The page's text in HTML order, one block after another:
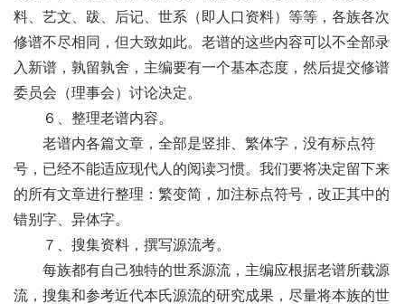
料、艺文、跋、后记、世系（即人口资料）等等，各族各次
修谱不尽相同，但大致如此。老谱的这些内容可以不全部录
入新谱，孰留孰舍，主编要有一个基本态度，然后提交修谱
委员会（理事会）讨论决定。
６、整理老谱内容。
老谱内各篇文章，全部是竖排、繁体字，没有标点符
号，已经不能适应现代人的阅读习惯。我们要将决定留下来
的所有文章进行整理：繁变简，加注标点符号，改正其中的
错别字、异体字。
７、搜集资料，撰写源流考。
每族都有自己独特的世系源流，主编应根据老谱所载源
流，搜集和参考近代本氏源流的研究成果，尽量将本族的世